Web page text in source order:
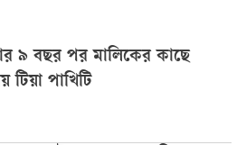
৯ বছর পর মালিকের কাছে
টিয়া পাখিটি